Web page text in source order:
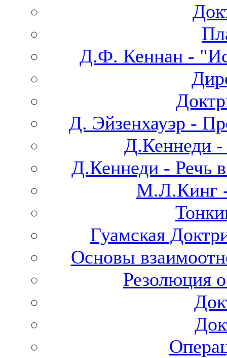
Д.Ф. Кеннан -
Д. Эйзенхауэр -
Д.Кеннеди -
Д.Кеннеди - Речь
М.Л.Кинг
Гуамская
Основы
Резолюция